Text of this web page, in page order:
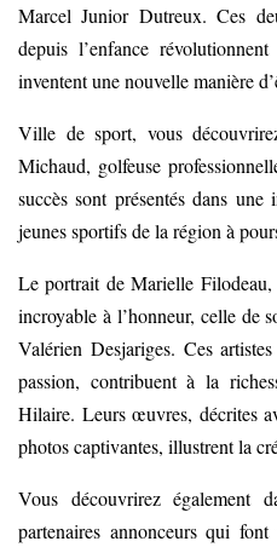
Marcel Junior Dutreux. Ces
depuis l’enfance
inventent une nouvelle manière
Ville de sport, vous
Michaud, golfeuse
succès sont présentés dans
jeunes sportifs de la région à
Le portrait de Marielle Filodeau,
incroyable à l’honneur, celle de
Valérien Desjariges. Ces
passion, contribuent à la
Hilaire. Leurs œuvres, décrites
photos captivantes, illustrent la
Vous découvrirez également
partenaires annonceurs qui